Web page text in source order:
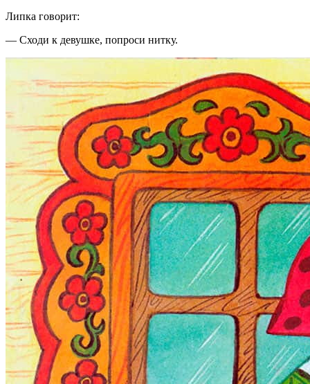
Липка говорит:
— Сходи к девушке, попроси нитку.